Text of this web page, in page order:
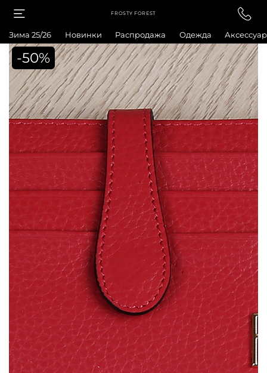
FROSTY FOREST
Зима 25/26 Новинки Распродажа Одежда
-50%